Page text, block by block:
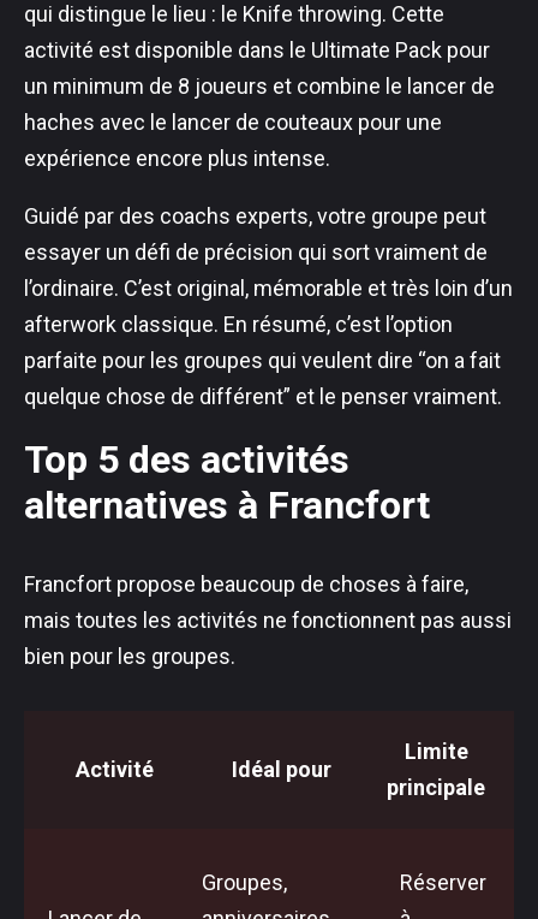
qui distingue le lieu : le Knife throwing. Cette
activité est disponible dans le Ultimate Pack pour
un minimum de 8 joueurs et combine le lancer de
haches avec le lancer de couteaux pour une
expérience encore plus intense.
Guidé par des coachs experts, votre groupe peut
essayer un défi de précision qui sort vraiment de
l’ordinaire. C’est original, mémorable et très loin d’un
afterwork classique. En résumé, c’est l’option
parfaite pour les groupes qui veulent dire “on a fait
quelque chose de différent” et le penser vraiment.
Top 5 des activités
alternatives à Francfort
Francfort propose beaucoup de choses à faire,
mais toutes les activités ne fonctionnent pas aussi
bien pour les groupes.
Activité Idéal pour
Limite
principale
Groupes,
Réserver